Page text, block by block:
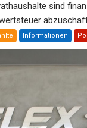
sind
Informationen